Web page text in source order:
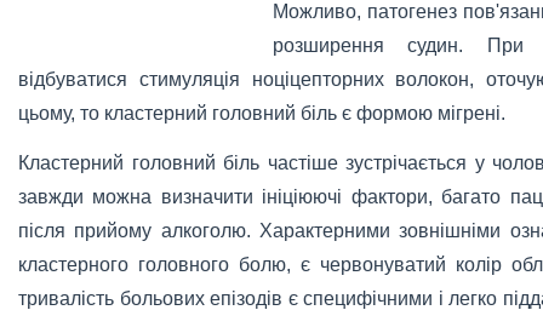
Можливо, патогенез
розширення судин. При
відбуватися стимуляція ноціцепторних волокон,
цьому, то кластерний головний біль є формою мігрені.
Кластерний головний біль частіше зустрічається у
завжди можна визначити ініціюючі фактори, багато
після прийому алкоголю. Характерними зовнішніми
кластерного головного болю, є червонуватий колір
тривалість больових епізодів є специфічними і легко